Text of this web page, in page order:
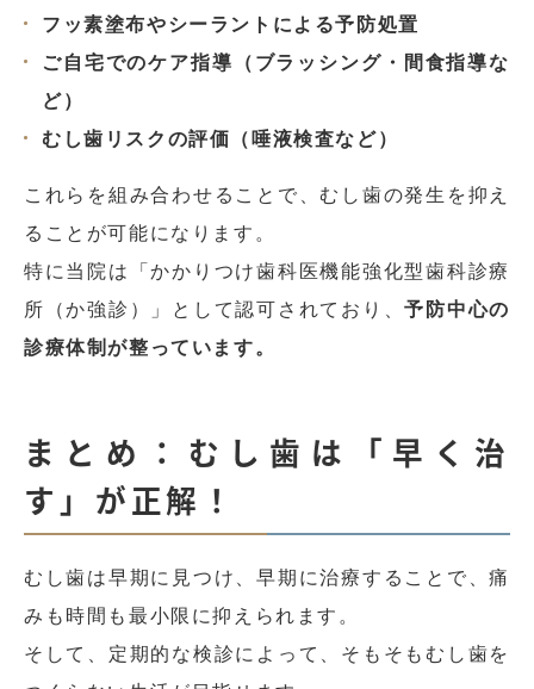
フッ素塗布やシーラントによる予防処置
ご自宅でのケア指導（ブラッシング・間食指導な
ど）
むし歯リスクの評価（唾液検査など）
これらを組み合わせることで、むし歯の発生を抑え
ることが可能になります。
特に当院は「かかりつけ歯科医機能強化型歯科診療
所（か強診）」として認可されており、予防中心の
診療体制が整っています。
まとめ：むし歯は「早く治
す」が正解！
むし歯は早期に見つけ、早期に治療することで、痛
みも時間も最小限に抑えられます。
そして、定期的な検診によって、そもそもむし歯を